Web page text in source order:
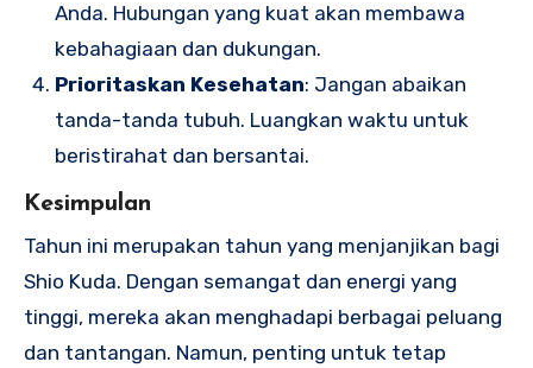
Anda. Hubungan yang kuat akan membawa
kebahagiaan dan dukungan.
Prioritaskan Kesehatan: Jangan abaikan
tanda-tanda tubuh. Luangkan waktu untuk
beristirahat dan bersantai.
Kesimpulan
Tahun ini merupakan tahun yang menjanjikan bagi
Shio Kuda. Dengan semangat dan energi yang
tinggi, mereka akan menghadapi berbagai peluang
dan tantangan. Namun, penting untuk tetap